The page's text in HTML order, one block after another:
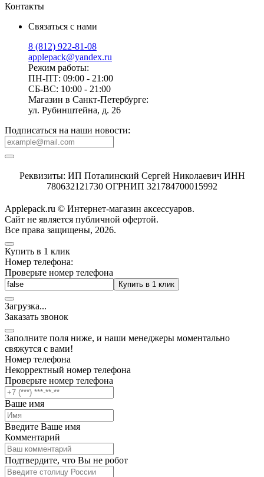
Контакты
Связаться с нами
8 (812) 922-81-08
applepack@yandex.ru
Режим работы:
ПН-ПТ: 09:00 - 21:00
СБ-ВС: 10:00 - 21:00
Магазин в Санкт-Петербурге:
ул. Рубинштейна, д. 26
Подписаться на наши новости:
Реквизиты: ИП Поталинский Сергей Николаевич ИНН
780632121730 ОГРНИП 321784700015992
Applepack.ru © Интернет-магазин аксессуаров.
Cайт не является публичной офертой.
Все права защищены, 2026.
Купить в 1 клик
Номер телефона:
Проверьте номер телефона
Купить в 1 клик
Загрузка...
Заказать звонок
Заполните поля ниже, и наши менеджеры моментально
свяжутся с вами!
Номер телефона
Некорректный номер телефона
Проверьте номер телефона
Ваше имя
Введите Ваше имя
Комментарий
Подтвердите, что Вы не робот